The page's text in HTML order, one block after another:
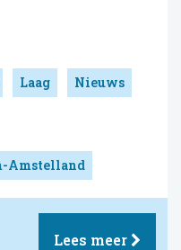
Laag Nieuws
Amstelland
Lees meer